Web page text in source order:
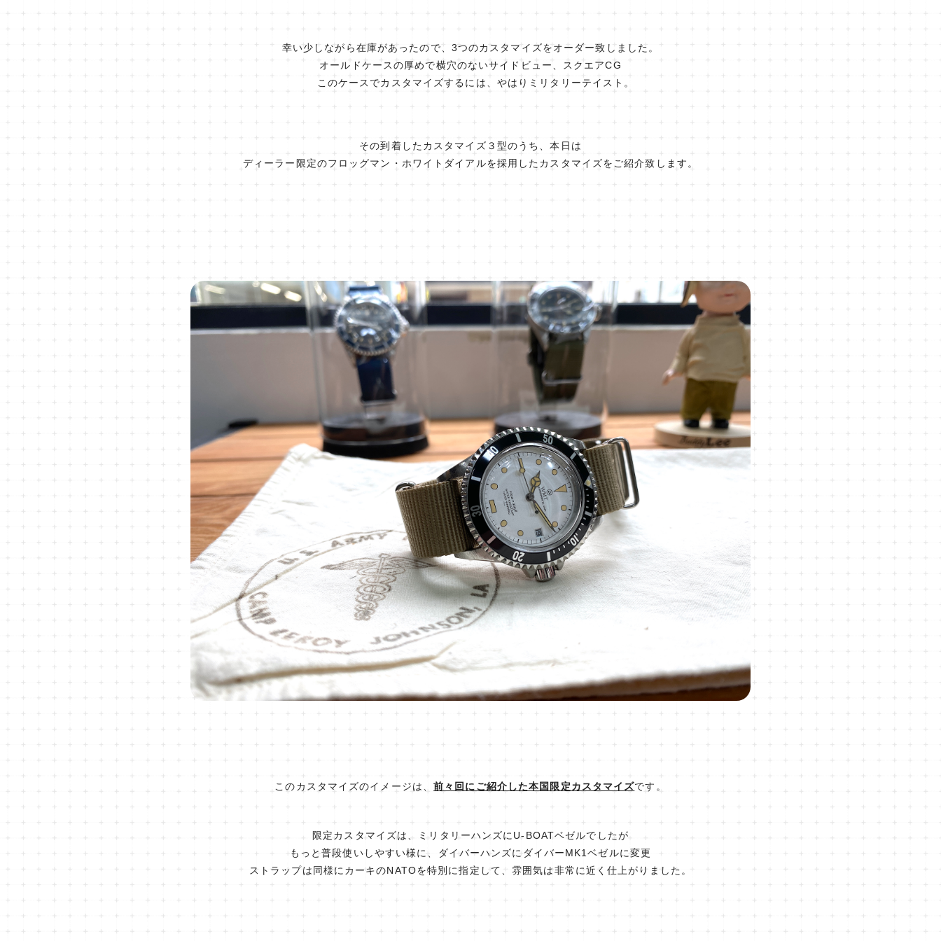
幸い少しながら在庫があったので、3つのカスタマイズをオーダー致しました。
オールドケースの厚めで横穴のないサイドビュー、スクエアCG
このケースでカスタマイズするには、やはりミリタリーテイスト。
その到着したカスタマイズ３型のうち、本日は
ディーラー限定のフロッグマン・ホワイトダイアルを採用したカスタマイズをご紹介致します。
このカスタマイズのイメージは、前々回にご紹介した本国限定カスタマイズです。
限定カスタマイズは、ミリタリーハンズにU-BOATベゼルでしたが
もっと普段使いしやすい様に、ダイバーハンズにダイバーMK1ベゼルに変更
ストラップは同様にカーキのNATOを特別に指定して、雰囲気は非常に近く仕上がりました。